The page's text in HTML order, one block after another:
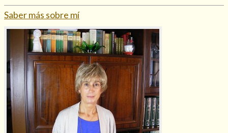
Alejamiento(208)
Amarres(145)
Cartomancia(117)
Cómo recuperar a mi ex(190)
Endulzamiento(112)
Hechizo de amor(593)
Infidelidad
(104)
Oraciones (3)
Rituales(72)
Tarot online(372)
Saber más sobre mí